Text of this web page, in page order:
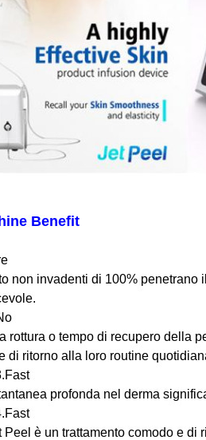
Benefit
non invadenti di 100%
rottura o tempo di recupero della
di ritorno alla loro routine
profonda nel derma
Peel è un trattamento comodo e